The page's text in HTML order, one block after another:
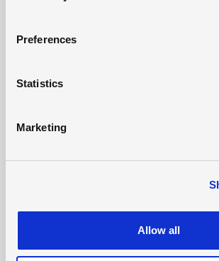
Preferences
Statistics
Marketing
Allow all
Hold dig
Læs mere om Sommerferie på EUC